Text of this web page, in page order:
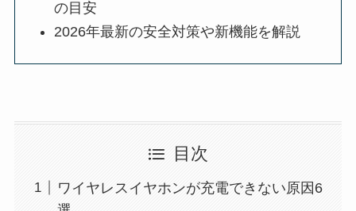
の目安
2026年最新の安全対策や新機能を解説
目次
ワイヤレスイヤホンが充電できない原因6